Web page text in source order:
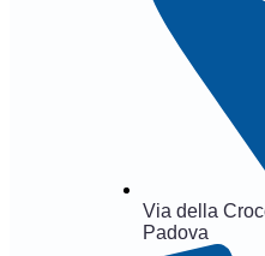
Via della
Padova